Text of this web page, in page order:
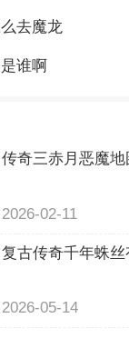
去魔龙
谁啊
传奇三赤月恶魔地
2026-02-11
复古传奇千年蛛丝
2026-05-14